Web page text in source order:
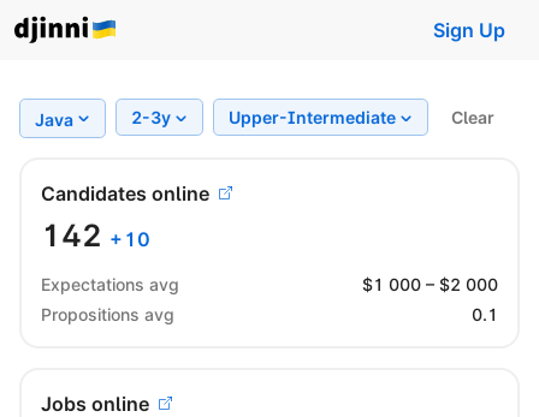
Sign Up
Java 2-3y Upper-Intermediate Region
Clear
Candidates online
142 + 10
Expectations avg $1 000 – $2 000
Propositions avg
0.1
Jobs online